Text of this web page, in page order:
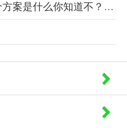
你知道不？能一次到账的那种。